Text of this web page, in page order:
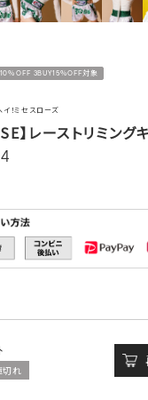
％OFF 3BUY15％OFF対象
イ！ミセスローズ
】レーストリミング
切れ